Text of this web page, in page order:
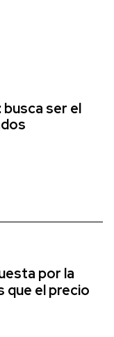
busca ser el
por la
que el precio